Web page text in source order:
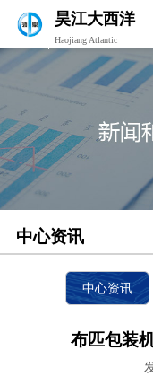
昊江大西洋
Haojiang Atlantic
中心资讯
中心资讯
布匹包装
验布机
打卷机
切边机
布匹包装机